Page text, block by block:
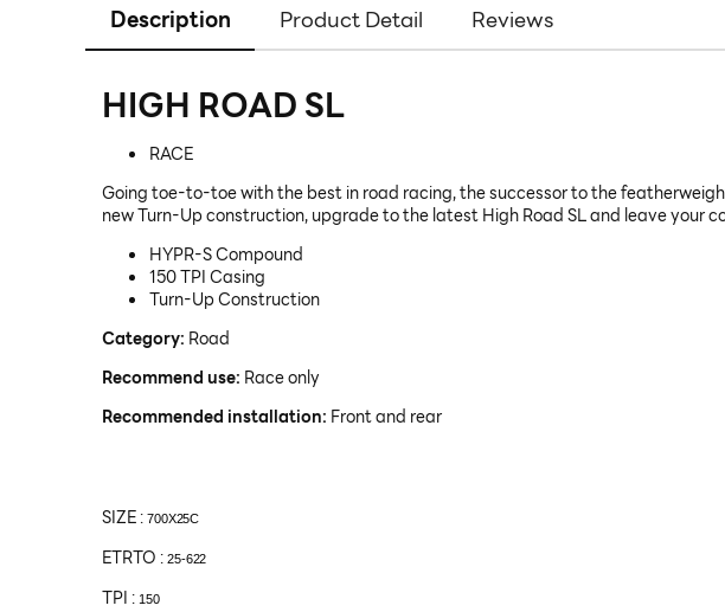
Description Product Detail Reviews
HIGH ROAD SL
RACE
Going toe-to-toe with the best in road racing, the successor to the
new Turn-Up construction, upgrade to the latest High Road SL and leave your
HYPR-S Compound
150 TPI Casing
Turn-Up Construction
Category: Road
Recommend use: Race only
Recommended installation: Front and rear
SIZE : 700X25C
ETRTO : 25-622
TPI : 150